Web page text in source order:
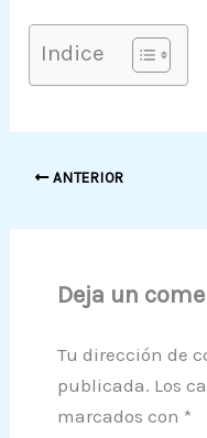
Indice
ANTERIOR
Deja un
Tu dirección de
publicada. Los
marcados con *